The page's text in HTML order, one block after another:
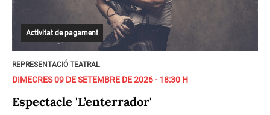
Activitat de pagament
REPRESENTACIÓ TEATRAL
DIMECRES 09 DE SETEMBRE DE 2026 - 18:30 H
Espectacle 'L’enterrador'